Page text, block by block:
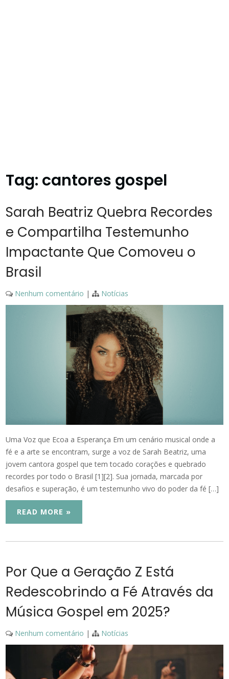
Tag: cantores gospel
Sarah Beatriz Quebra Recordes
e Compartilha Testemunho
Impactante Que Comoveu o
Brasil
Nenhum comentário | Notícias
Uma Voz que Ecoa a Esperança Em um cenário musical onde a
fé e a arte se encontram, surge a voz de Sarah Beatriz, uma
jovem cantora gospel que tem tocado corações e quebrado
recordes por todo o Brasil [1][2]. Sua jornada, marcada por
desafios e superação, é um testemunho vivo do poder da fé […]
READ MORE »
Por Que a Geração Z Está
Redescobrindo a Fé Através da
Música Gospel em 2025?
Nenhum comentário | Notícias